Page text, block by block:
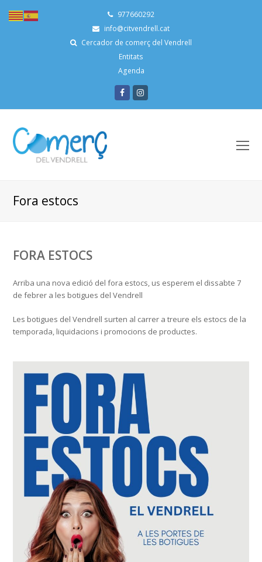
977660292
info@citvendrell.cat
Cercador de comerç del Vendrell
Entitats
Agenda
FacebookInstagram
Fora estocs
FORA ESTOCS
Arriba una nova edició del fora estocs, us esperem el dissabte 7
de febrer a les botigues del Vendrell
Les botigues del Vendrell surten al carrer a treure els estocs de la
temporada, liquidacions i promocions de productes.